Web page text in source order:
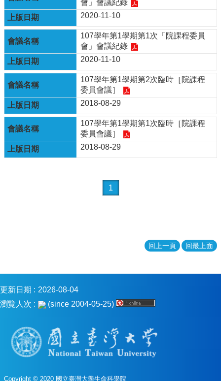
會」會議紀錄
2020-11-10
107學年第1學期第1次「院課程委員
會」會議紀錄
2020-11-10
107學年第1學期第2次臨時［院課程
委員會議］
2018-08-29
107學年第1學期第1次臨時［院課程
委員會議］
2018-08-29
1
回上一頁 回最上面
更新日期
2026-08-04
瀏覽人次
(since 2004-05-25)
Copyright © 2020 國立臺灣大學生命科學院